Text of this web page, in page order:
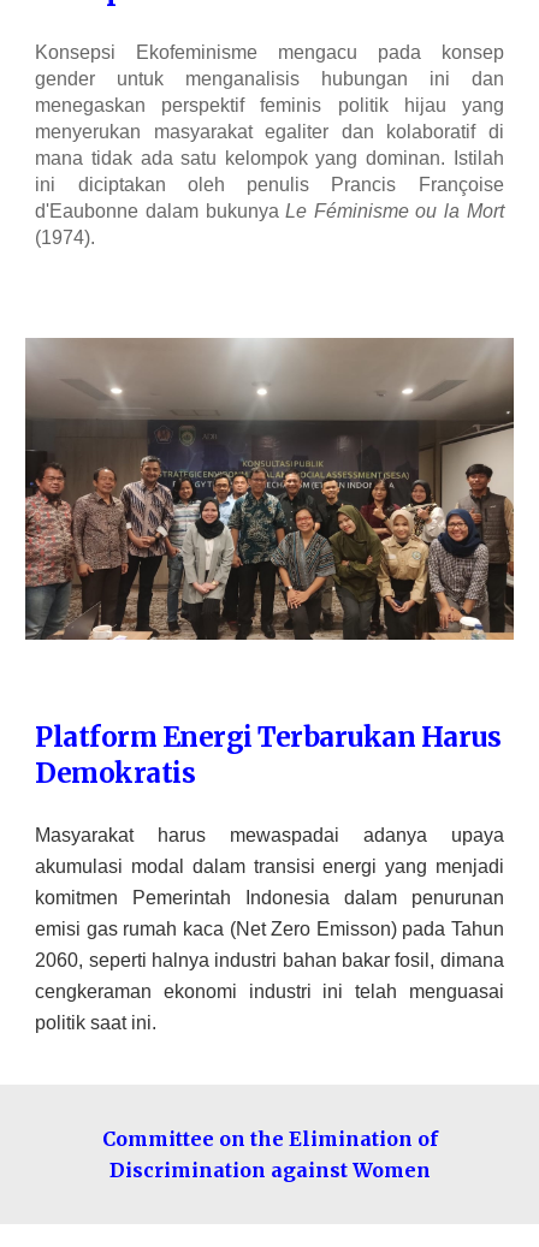
Konsepsi Ekofeminisme mengacu pada konsep
gender untuk menganalisis hubungan ini dan
menegaskan perspektif feminis politik hijau yang
menyerukan masyarakat egaliter dan kolaboratif di
mana tidak ada satu kelompok yang dominan. Istilah
ini diciptakan oleh penulis Prancis Françoise
d'Eaubonne dalam bukunyaLe Féminisme ou la Mort
(1974).
Platform Energi Terbarukan Harus
Demokratis
Masyarakat
harus mewaspadai adanya upaya
akumulasi modal dalam transisi energi yang menjadi
komitmen Pemerintah Indonesia dalam penurunan
emisi gas rumah kaca (Net Zero Emisson) pada Tahun
2060, seperti halnya industri bahan bakar fosil, dimana
cengkeraman ekonomi industri ini telah menguasai
politik saat ini.
Committee on the Elimination of
Discrimination against Women